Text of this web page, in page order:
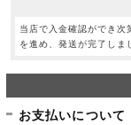
当店で入金確認ができ次
を進め、発送が完了しま
お支払いについて